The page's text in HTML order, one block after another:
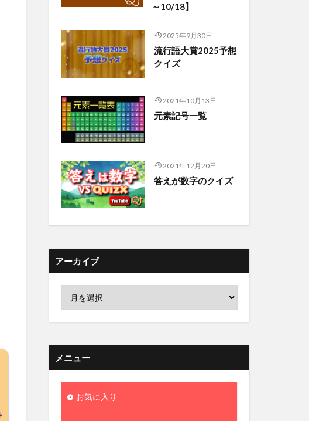
～10/18】
2025年9月30日
流行語大賞2025予想
クイズ
2021年10月13日
元素記号一覧
2021年12月20日
答えが数字のクイズ
アーカイブ
メニュー
お気に入り